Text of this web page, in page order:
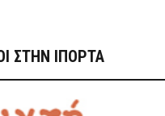
ΣΤΗΝ IΠΟΡΤΑ